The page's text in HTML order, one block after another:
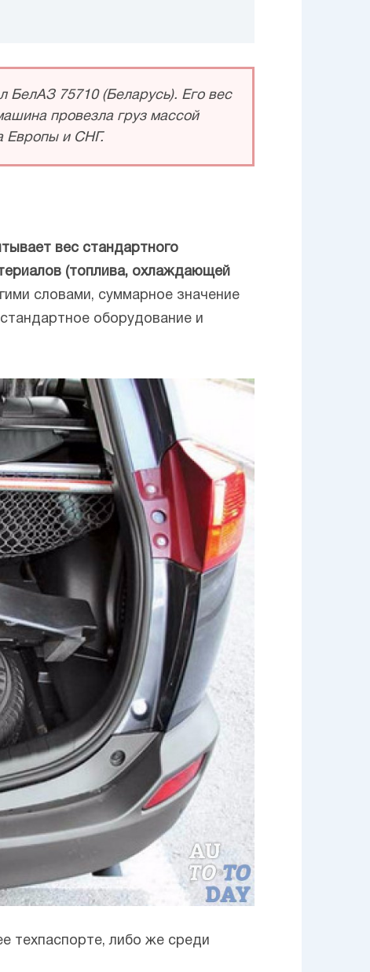
БелАЗ 75710 (Беларусь). Его вес
провезла груз массой
Европы и СНГ.
вес стандартного
(топлива, охлаждающей
словами, суммарное значение
оборудование и
техпаспорте, либо же среди